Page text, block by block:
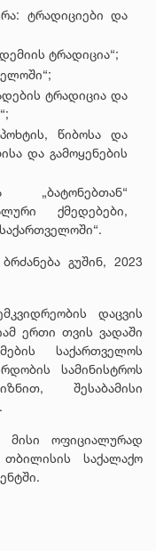
ტრადიციები და
ტრადიცია“;
ტრადიცია და
წიბოსა და
და გამოყენების
„ბატონებთან“
ქმედებები,
გუშინ, 2023
დაცვის
ერთი თვის ვადაში
საქართველოს
სამინისტროს
შესაბამისი
მისი ოფიციალურად
საქალაქო